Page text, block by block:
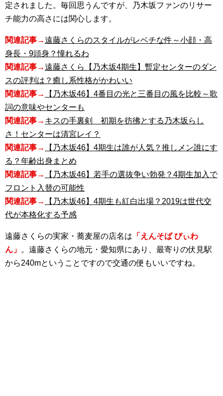
定されました。毎回思うんですが、乃木坂ファンのリサー
チ能力の高さには関心します。
関連記事→遠藤さくらのスタイルがレベチな件～小顔・高
身長・9頭身？憧れるわ
関連記事→遠藤さくら【乃木坂4期生】暫定センターのダン
スの評判は？癒し系性格がかわいい
関連記事→
【乃木坂46】4番目の光と三番目の風を比較～歌
詞の意味やセンターも
関連記事→ キスの手裏剣 初期を彷彿とする乃木坂らし
さ！センターは清宮レイ？
関連記事→
【乃木坂46】4期生は誰が人気？推しメン誰にす
る？年齢出身まとめ
関連記事→
【乃木坂46】若手の選抜争い勃発？4期生加入で
フロント入替の可能性
関連記事→
【乃木坂46】4期生も紅白出場？2019は世代交
代が本格化する予感
遠藤さくらの実家・蕎麦屋の店名は 「えんそば びぃわ
ん」 。遠藤さくらの地元・愛知県にあり、最寄りの伏見駅
から240mということですので交通の便もいいですね。